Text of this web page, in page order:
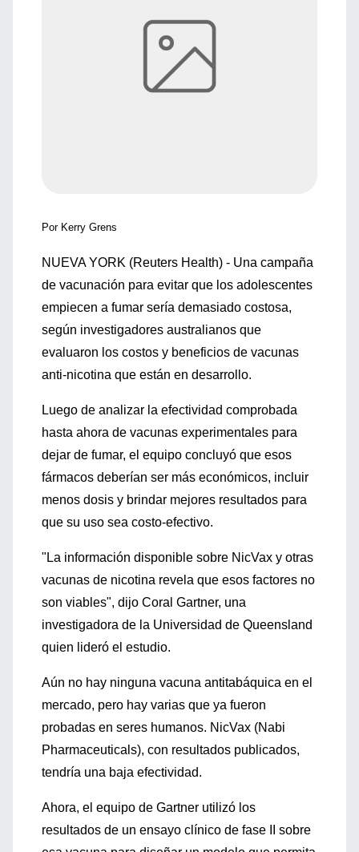
Por Kerry Grens
NUEVA YORK (Reuters Health) - Una campaña
de vacunación para evitar que los adolescentes
empiecen a fumar sería demasiado costosa,
según investigadores australianos que
evaluaron los costos y beneficios de vacunas
anti-nicotina que están en desarrollo.
Luego de analizar la efectividad comprobada
hasta ahora de vacunas experimentales para
dejar de fumar, el equipo concluyó que esos
fármacos deberían ser más económicos, incluir
menos dosis y brindar mejores resultados para
que su uso sea costo-efectivo.
"La información disponible sobre NicVax y otras
vacunas de nicotina revela que esos factores no
son viables", dijo Coral Gartner, una
investigadora de la Universidad de Queensland
quien lideró el estudio.
Aún no hay ninguna vacuna antitabáquica en el
mercado, pero hay varias que ya fueron
probadas en seres humanos. NicVax (Nabi
Pharmaceuticals), con resultados publicados,
tendría una baja efectividad.
Ahora, el equipo de Gartner utilizó los
resultados de un ensayo clínico de fase II sobre